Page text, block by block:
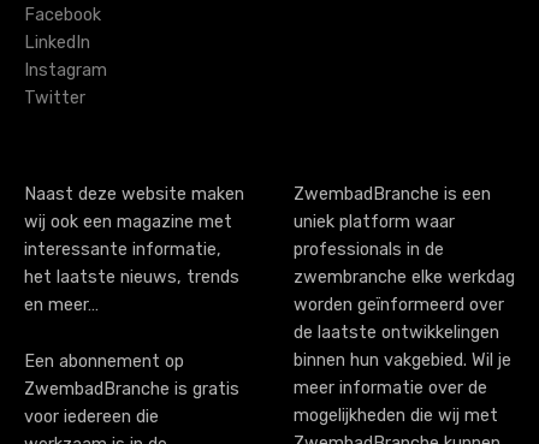
i
g
a
i
o
n
Facebook
LinkedIn
Instagram
Twitter
Naast deze website maken
wij ook een magazine met
interessante informatie,
het laatste nieuws, trends
en meer…
Een abonnement op
ZwembadBranche is gratis
voor iedereen die
ZwembadBranche is een
uniek platform waar
professionals in de
zwembranche elke werkdag
worden geïnformeerd over
de laatste ontwikkelingen
binnen hun vakgebied. Wil je
meer informatie over de
mogelijkheden die wij met